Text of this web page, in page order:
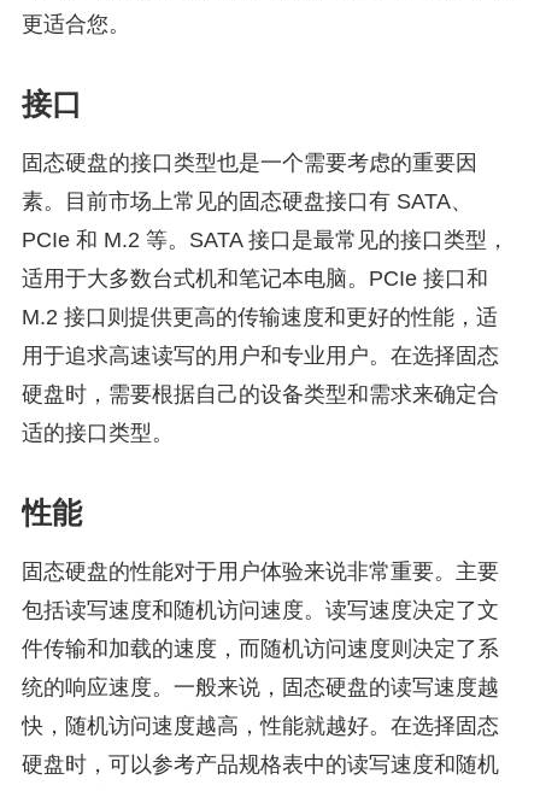
更适合您。
接口
固态硬盘的接口类型也是一个需要考虑的重要因
素。目前市场上常见的固态硬盘接口有 SATA、
PCIe 和 M.2 等。SATA 接口是最常见的接口类型，
适用于大多数台式机和笔记本电脑。PCIe 接口和
M.2 接口则提供更高的传输速度和更好的性能，适
用于追求高速读写的用户和专业用户。在选择固态
硬盘时，需要根据自己的设备类型和需求来确定合
适的接口类型。
性能
固态硬盘的性能对于用户体验来说非常重要。主要
包括读写速度和随机访问速度。读写速度决定了文
件传输和加载的速度，而随机访问速度则决定了系
统的响应速度。一般来说，固态硬盘的读写速度越
快，随机访问速度越高，性能就越好。在选择固态
硬盘时，可以参考产品规格表中的读写速度和随机